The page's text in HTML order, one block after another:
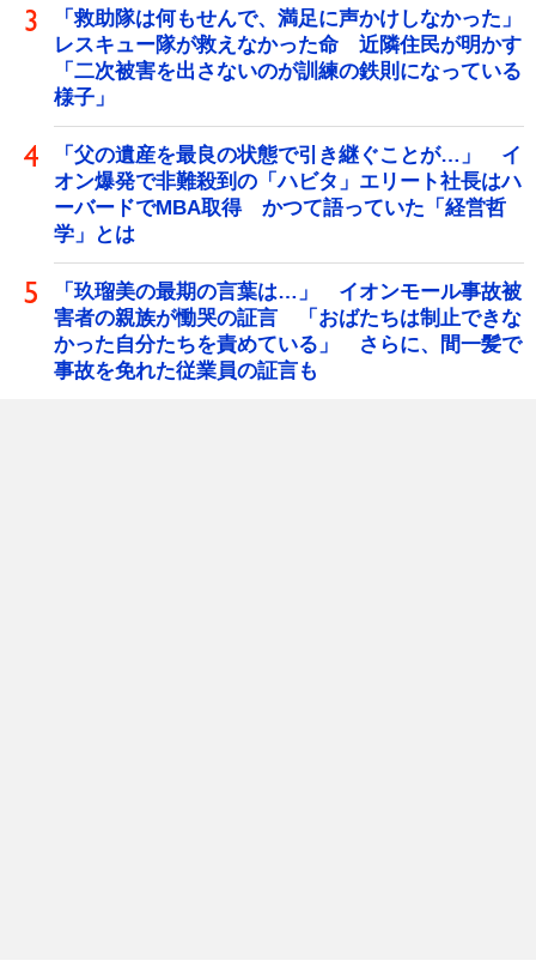
「救助隊は何もせんで、満足に声かけしなかった」
レスキュー隊が救えなかった命 近隣住民が明かす
「二次被害を出さないのが訓練の鉄則になっている
様子」
「父の遺産を最良の状態で引き継ぐことが…」 イ
オン爆発で非難殺到の「ハビタ」エリート社長はハ
ーバードでMBA取得 かつて語っていた「経営哲
学」とは
「玖瑠美の最期の言葉は…」 イオンモール事故被
害者の親族が慟哭の証言 「おばたちは制止できな
かった自分たちを責めている」 さらに、間一髪で
事故を免れた従業員の証言も